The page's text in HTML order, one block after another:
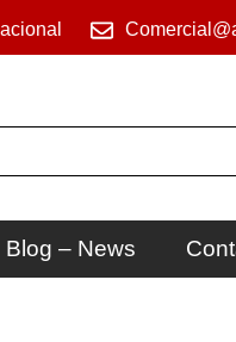
Blog – News